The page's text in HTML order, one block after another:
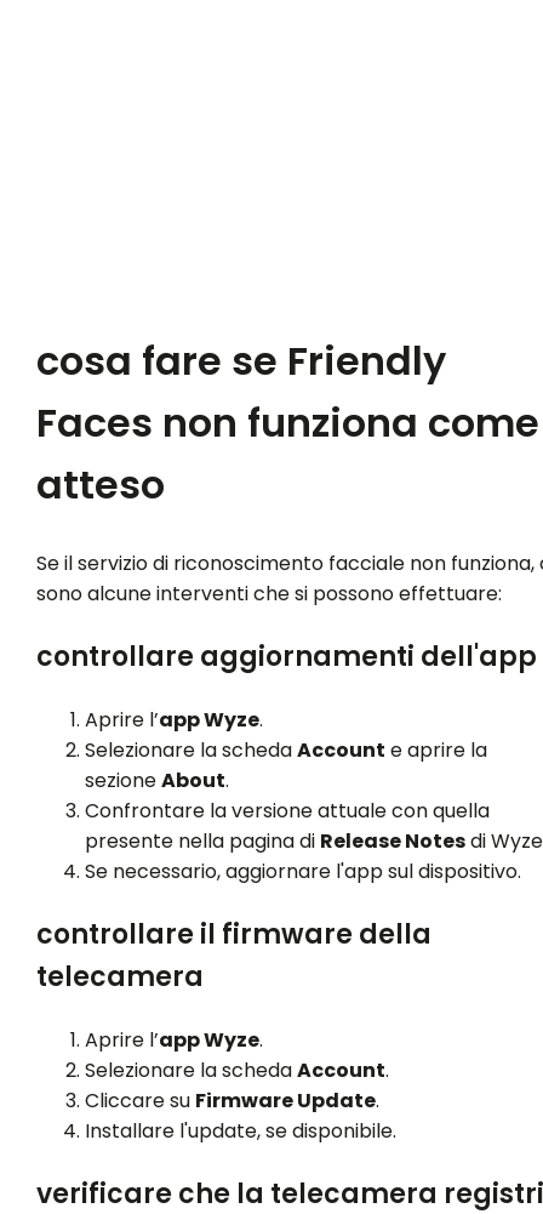
cosa fare se Friendly
Faces non funziona come
atteso
Se il servizio di riconoscimento facciale non funziona,
sono alcune interventi che si possono effettuare:
controllare aggiornamenti dell'app
Aprire l’app Wyze.
Selezionare la schedaAccount e aprire la
sezioneAbout.
Confrontare la versione attuale con quella
presente nella pagina di Release Notesdi
Se necessario, aggiornare l'app sul dispositivo.
controllare il firmware della
telecamera
Aprire l’app Wyze.
Selezionare la schedaAccount.
Cliccare su Firmware Update.
Installare l'update, se disponibile.
verificare che la telecamera registri